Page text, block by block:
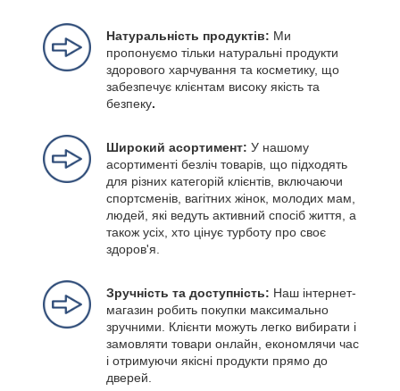
Натуральність продуктів: Ми
пропонуємо тільки натуральні продукти
здорового харчування та косметику, що
забезпечує клієнтам високу якість та
безпеку.
Широкий асортимент: У нашому
асортименті безліч товарів, що підходять
для різних категорій клієнтів, включаючи
спортсменів, вагітних жінок, молодих мам,
людей, які ведуть активний спосіб життя, а
також усіх, хто цінує турботу про своє
здоров'я.
Зручність та доступність: Наш інтернет-
магазин робить покупки максимально
зручними. Клієнти можуть легко вибирати і
замовляти товари онлайн, економлячи час
і отримуючи якісні продукти прямо до
дверей.